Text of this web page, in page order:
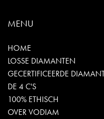
MENU
HOME
LOSSE DIAMANTEN
GECERTIFICEERDE
DE 4 C'S
100% ETHISCH
OVER VODIAM